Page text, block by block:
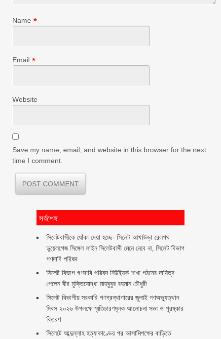
Name *
Email *
Website
Save my name, email, and website in this browser for the next
time I comment.
সর্বশেষ
‎সিলেটবাসীকে ধোঁকা দেয়া হচ্ছে- সিলেট আখাউড়া রেলপথ
ডুয়েলগেজ সিঙ্গেল লাইন সিলেটবাসী মেনে নেবে না, সিলেট বিভাগ
গণদাবি পরিষদ
সিলেট বিভাগ গণদাবি পরিষদ নিউইয়র্ক শাখা গঠনের দায়িত্ব
পেলেন বীর মুক্তিযোদ্ধা মাহবুবুর রহমান চৌধুরী ‎ ‎
সিলেট বিভাগীয় সরকারি গণগ্রন্থাগারের জুলাই গণঅভ্যুত্থান
দিবস ২০২৬ উপলক্ষে স্মৃতিচারণমূলক আলোচনা সভা ও পুরষ্কার
বিতরণ ‎ ‎
সিলেটে আব্দুল্লাহ হত্যাকাণ্ডের পর আসামিপক্ষের বাড়িতে